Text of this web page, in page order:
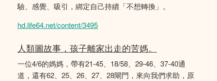
驗、感覺、吸引，綁定自己持續「不想轉換」。
hd.life64.net/content/3495
人類圖故事，孩子離家出走的苦媽。
一位4/6的媽媽，帶有21-45、18/58、29-46、37-40通
道，還有62、25、26、27、28閘門，來向我們求助，原